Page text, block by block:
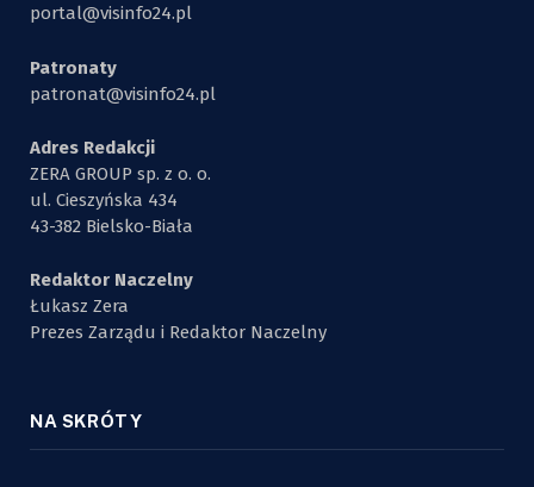
portal@visinfo24.pl
Patronaty
patronat@visinfo24.pl
Adres Redakcji
ZERA GROUP sp. z o. o.
ul. Cieszyńska 434
43-382 Bielsko-Biała
Redaktor Naczelny
Łukasz Zera
Prezes Zarządu i Redaktor Naczelny
NA SKRÓTY